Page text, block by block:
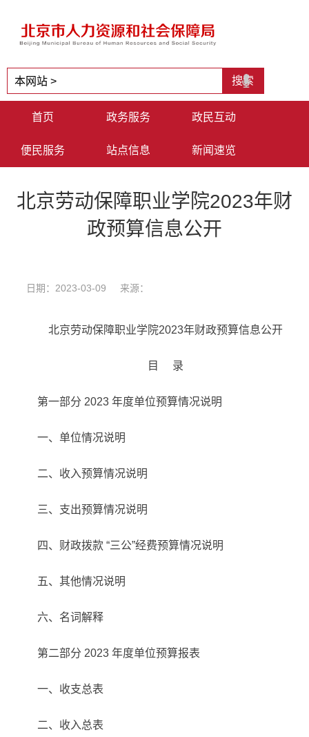
首页 政务服务 政民互动
便民服务 站点信息 新闻速览
北京劳动保障职业学院2023年财
政预算信息公开
日期：2023-03-09 来源：
北京劳动保障职业学院2023年财政预算信息公开
目 录
第一部分 2023 年度单位预算情况说明
一、单位情况说明
二、收入预算情况说明
三、支出预算情况说明
四、财政拨款 “三公”经费预算情况说明
五、其他情况说明
六、名词解释
第二部分 2023 年度单位预算报表
一、收支总表
二、收入总表